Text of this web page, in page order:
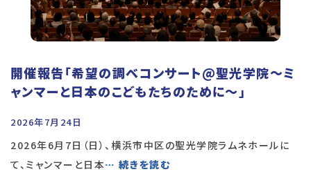
開催報告「希望の調べコンサート@聖光学院～ミ
ャンマーと日本のこどもたちのために～」
2026年7月24日
2026年6月7日（日）、横浜市中区の聖光学院ラムネホールに
て、ミャンマーと日本… 続きを読む